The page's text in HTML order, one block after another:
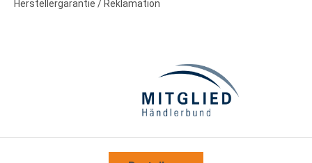
Herstellergarantie / Reklamation